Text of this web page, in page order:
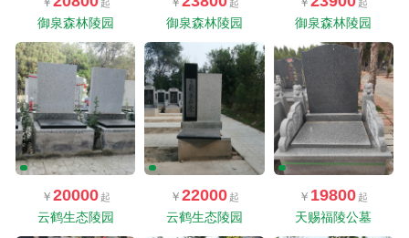
御泉森林陵园 御泉森林陵园 御泉森林陵园
20000
云鹤生态陵园
22000
云鹤生态陵园
19800
天赐福陵公墓